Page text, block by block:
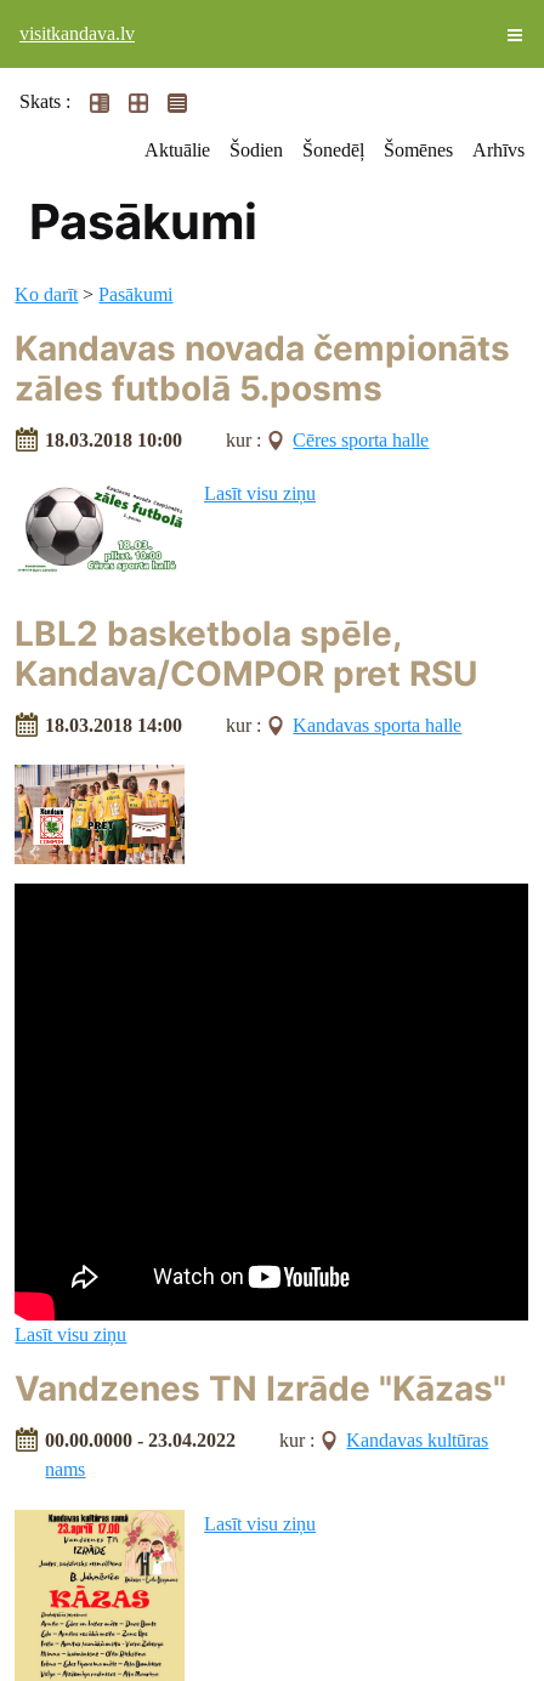
visitkandava.lv
Skats :
Aktuālie Šodien Šonedēļ Šomēnes Arhīvs
Pasākumi
Ko darīt >Pasākumi
Kandavas novada čempionāts
zāles futbolā 5.posms
18.03.2018 10:00 kur : Cēres sporta halle
Lasīt visu ziņu
LBL2 basketbola spēle,
Kandava/COMPOR pret RSU
18.03.2018 14:00 kur : Kandavas sporta halle
Lasīt visu ziņu
Vandzenes TN Izrāde "Kāzas"
00.00.0000 - 23.04.2022 kur :
Kandavas kultūras
nams
Lasīt visu ziņu